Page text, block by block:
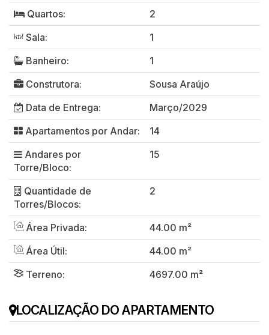
Quartos:
2
Sala:
1
Banheiro:
1
Construtora:
Sousa Araújo
Data de Entrega:
Março/2029
Apartamentos por Andar:
14
Andares por
Torre/Bloco:
15
Quantidade de
Torres/Blocos:
2
Área Privada:
44.00 m²
Área Útil:
44.00 m²
Terreno:
4697.00 m²
LOCALIZAÇÃO DO APARTAMENTO